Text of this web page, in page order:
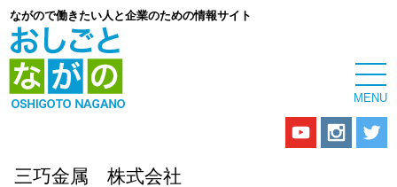
ながので働きたい人と企業のための情報サイト
三巧金属 株式会社